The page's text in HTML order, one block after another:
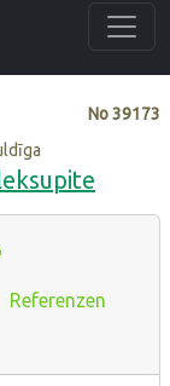
No39173
Referenzen